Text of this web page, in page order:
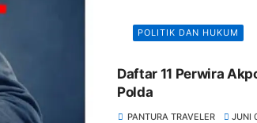
POLITIK DAN HUKUM
Daftar 11 Perwira
Polda
PANTURA TRAVELER JUNI